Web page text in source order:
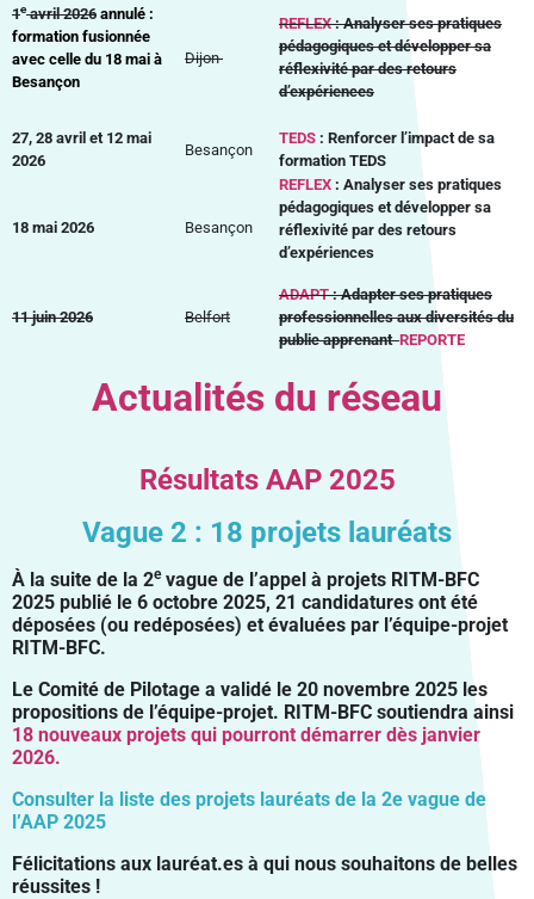
1eavril 2026 annulé :
formation fusionnée
avec celle du 18 mai à
Besançon
Dijon
REFLEX: Analyser ses pratiques
pédagogiques et développer sa
réflexivité par des retours
d’expériences
27, 28 avril et 12 mai
2026
Besançon
TEDS : Renforcer l’impact de sa
formation TEDS
18 mai 2026 Besançon
REFLEX : Analyser ses pratiques
pédagogiques et développer sa
réflexivité par des retours
d’expériences
11 juin 2026 Belfort
ADAPT: Adapter ses pratiques
professionnelles aux diversités du
public apprenantREPORTE
Actualités du réseau
Résultats AAP 2025
Vague 2 : 18 projets lauréats
À la suite de la 2evague de l’appel à projets RITM-BFC
2025 publié le 6 octobre 2025, 21 candidatures ont été
déposées (ou redéposées) et évaluées par l’équipe-projet
RITM-BFC.
Le Comité de Pilotage a validé le 20 novembre 2025 les
propositions de l’équipe-projet. RITM-BFC soutiendra ainsi
18 nouveaux projets qui pourront démarrer dès janvier
2026.
Consulter la liste des projets lauréats de la 2e vague de
l’AAP 2025
Félicitations aux lauréat.es à qui nous souhaitons de belles
réussites !